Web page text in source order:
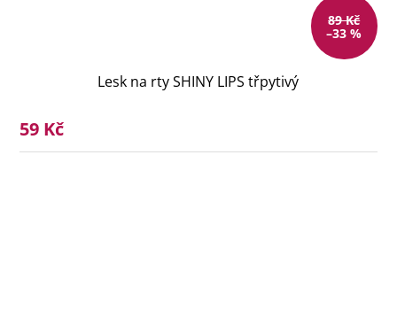
89 Kč
–33 %
Lesk na rty SHINY LIPS třpytivý
59 Kč